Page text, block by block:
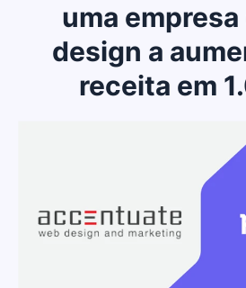
uma
design a
receita em